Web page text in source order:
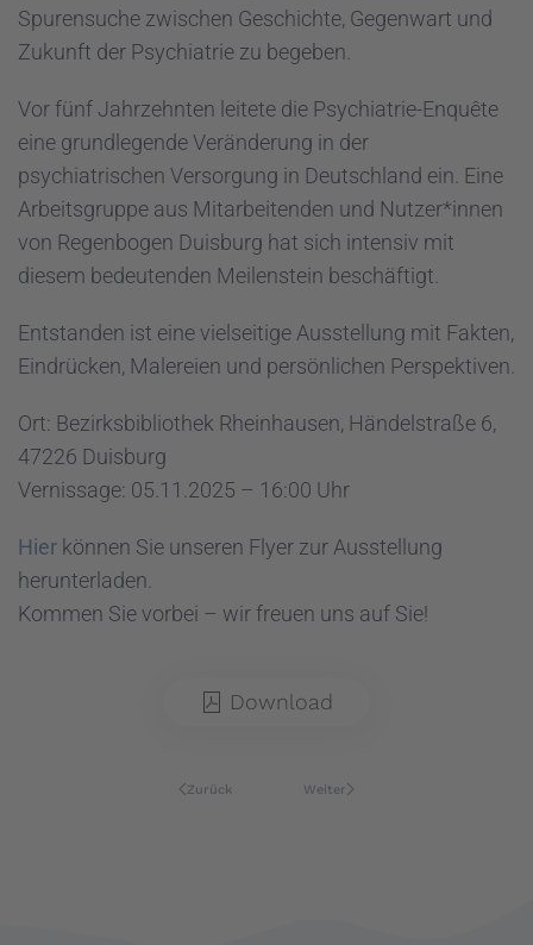
Spurensuche zwischen Geschichte, Gegenwart und
Zukunft der Psychiatrie zu begeben.
Vor fünf Jahrzehnten leitete die Psychiatrie-Enquête
eine grundlegende Veränderung in der
psychiatrischen Versorgung in Deutschland ein. Eine
Arbeitsgruppe aus Mitarbeitenden und Nutzer*innen
von Regenbogen Duisburg hat sich intensiv mit
diesem bedeutenden Meilenstein beschäftigt.
Entstanden ist eine vielseitige Ausstellung mit Fakten,
Eindrücken, Malereien und persönlichen Perspektiven.
Ort: Bezirksbibliothek Rheinhausen, Händelstraße 6,
47226 Duisburg
Vernissage: 05.11.2025 – 16:00 Uhr
Hier können Sie unseren Flyer zur Ausstellung
herunterladen.
Kommen Sie vorbei – wir freuen uns auf Sie!
Download
Zurück Weiter